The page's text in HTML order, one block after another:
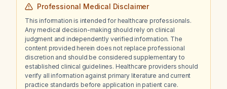
Professional Medical Disclaimer
This information is intended for healthcare professionals.
Any medical decision-making should rely on clinical
judgment and independently verified information. The
content provided herein does not replace professional
discretion and should be considered supplementary to
established clinical guidelines. Healthcare providers should
verify all information against primary literature and current
practice standards before application in patient care.